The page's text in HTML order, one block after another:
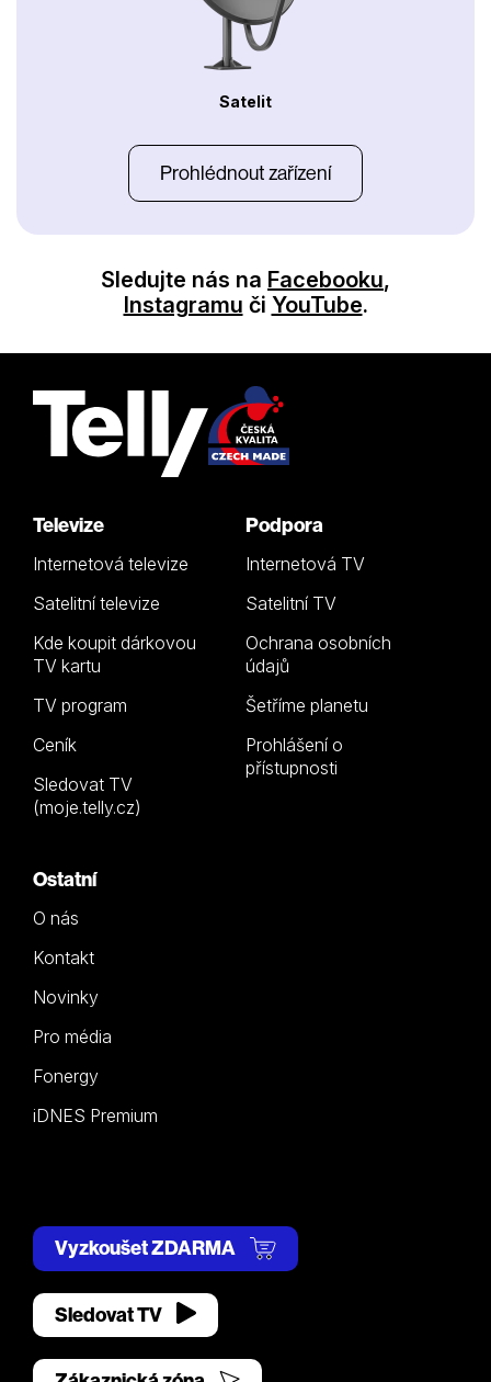
Satelit
Prohlédnout zařízení
Sledujte nás na Facebooku,
Instagramu či YouTube.
Televize
Internetová televize
Satelitní televize
Kde koupit dárkovou
TV kartu
TV program
Ceník
Sledovat TV
(moje.telly.cz)
Podpora
Internetová TV
Satelitní TV
Ochrana osobních
údajů
Šetříme planetu
Prohlášení o
přístupnosti
Ostatní
O nás
Kontakt
Novinky
Pro média
Fonergy
iDNES Premium
Vyzkoušet ZDARMA
Sledovat TV